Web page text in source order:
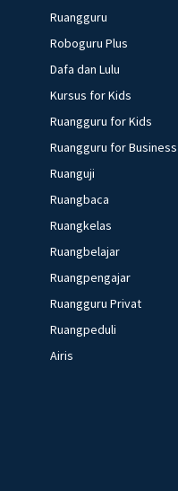
Ruangguru
Roboguru Plus
Dafa dan Lulu
Kursus for Kids
Ruangguru for Kids
Ruangguru for Business
Ruanguji
Ruangbaca
Ruangkelas
Ruangbelajar
Ruangpengajar
Ruangguru Privat
Ruangpeduli
Airis